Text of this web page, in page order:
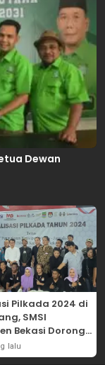
Dewan
Pilkada 2024 di
SMSI
Bekasi Dorong
lalu